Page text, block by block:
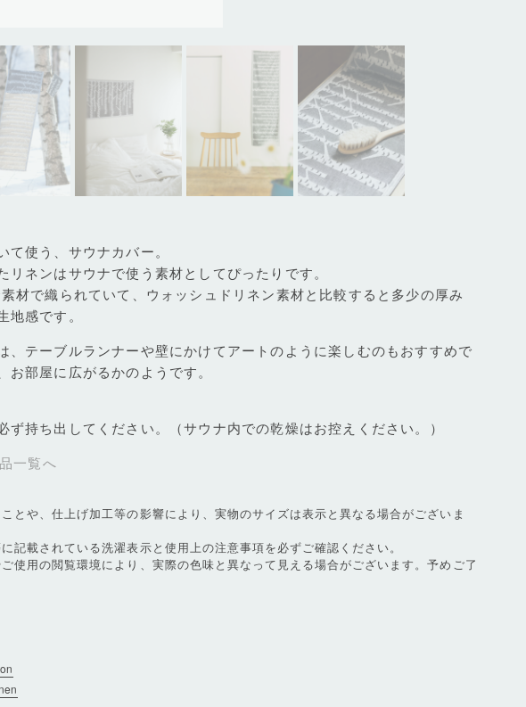
使う、サウナカバー。
リネンはサウナで使う素材としてぴったりです。
材で織られていて、ウォッシュドリネン素材と比較すると多少の厚み
地感です。
、テーブルランナーや壁にかけてアートのように楽しむのもおすすめで
部屋に広がるかのようです。
ず持ち出してください。（サウナ内での乾燥はお控えください。）
一覧へ
とや、仕上げ加工等の影響により、実物のサイズは表示と異なる場合がございま
記載されている洗濯表示と使用上の注意事項を必ずご確認ください。
使用の閲覧環境により、実際の色味と異なって見える場合がございます。予めご了